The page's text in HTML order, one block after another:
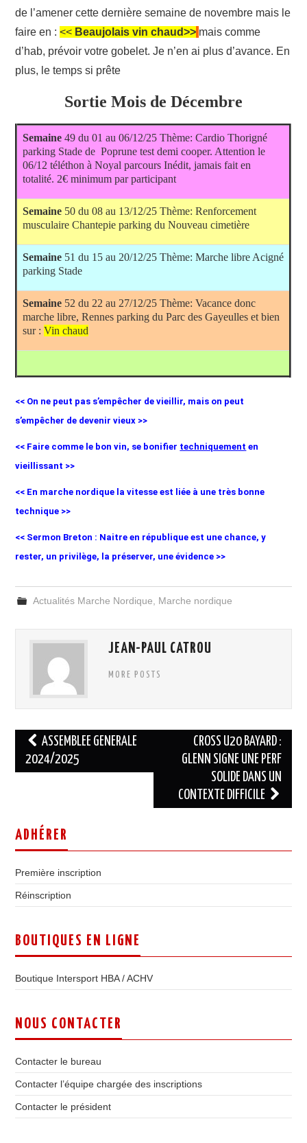
RUNNING
TRAIL
MARCHE NORDIQUE
FITNESS
de l’amener cette dernière semaine de novembre mais le
faire en :<< Beaujolais vin chaud>> mais comme
d’hab, prévoir votre gobelet. Je n’en ai plus d’avance. En
plus, le temps si prête
Sortie Mois de Décembre
Semaine 49 du 01 au 06/12/25 Thème: Cardio Thorigné
parking Stade de Poprune test demi cooper. Attention le
06/12 téléthon à Noyal parcours Inédit, jamais fait en
totalité. 2€ minimum par participant
Semaine 50 du 08 au 13/12/25 Thème: Renforcement
musculaire Chantepie parking du Nouveau cimetière
Semaine 51 du 15 au 20/12/25 Thème: Marche libre Acigné
parking Stade
Semaine 52 du 22 au 27/12/25 Thème: Vacance donc
marche libre, Rennes parking du Parc des Gayeulles et bien
sur :Vin chaud
<< On ne peut pas s’empêcher de vieillir, mais on peut
s’empêcher de devenir vieux >>
<< Faire comme le bon vin, se bonifier techniquement en
vieillissant >>
<< En marche nordique la vitesse est liée à une très bonne
technique >>
<< Sermon Breton : Naitre en république est une chance, y
rester, un privilège, la préserver, une évidence >>
Actualités Marche Nordique Marche nordique
JEAN-PAUL CATROU
MORE POSTS
Navigation
des
ASSEMBLEE GENERALE
2024/2025
CROSS U20 BAYARD :
GLENN SIGNE UNE PERF
SOLIDE DANS UN
CONTEXTE DIFFICILE
ADHÉRER
Première inscription
Réinscription
BOUTIQUES EN LIGNE
Boutique Intersport HBA / ACHV
NOUS CONTACTER
Contacter le bureau
Contacter l’équipe chargée des inscriptions
Contacter le président